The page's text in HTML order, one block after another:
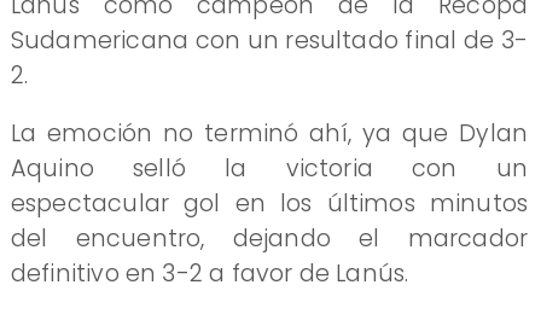
Sudamericana con un resultado final de 3-
2.
La emoción no terminó ahí, ya que Dylan
Aquino selló la victoria con un
espectacular gol en los últimos minutos
del encuentro, dejando el marcador
definitivo en 3-2 a favor de Lanús.